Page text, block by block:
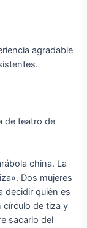
agradable
de teatro de
china. La
Dos mujeres
decidir quién es
círculo de tiza y
sacarlo del